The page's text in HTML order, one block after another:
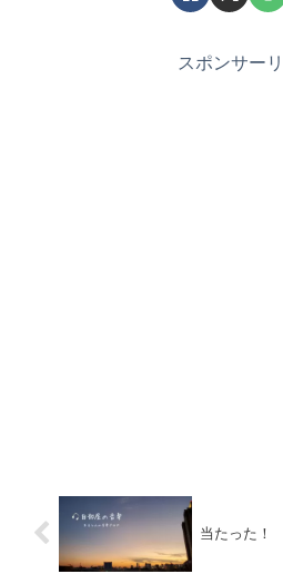
スポンサー
当たった！